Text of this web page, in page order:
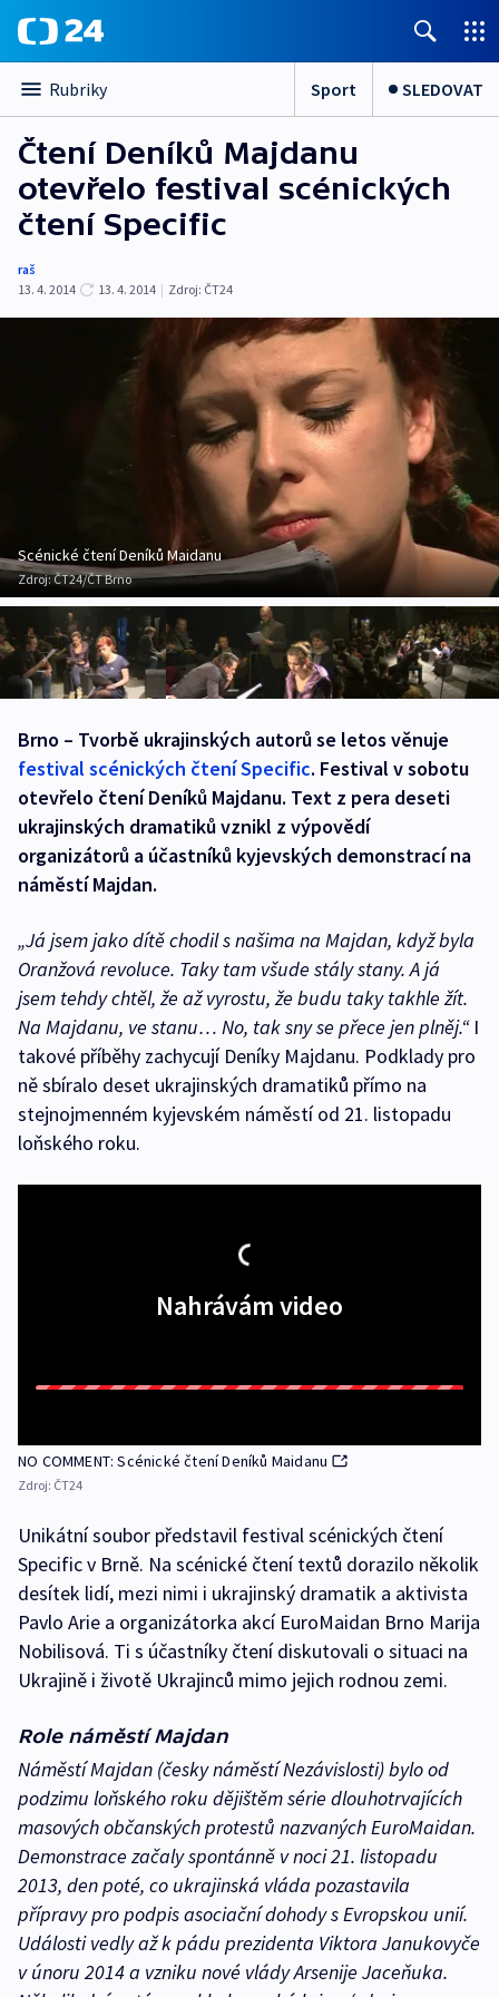
Rubriky Sport SLEDOVAT
Čtení Deníků Majdanu
otevřelo festival scénických
čtení Specific
raš
13. 4. 2014
13. 4. 2014 | Zdroj: ČT24
Scénické čtení Deníků Maidanu
Zdroj:ČT24/ČT Brno
Brno – Tvorbě ukrajinských autorů se letos věnuje
festival scénických čtení Specific. Festival v sobotu
otevřelo čtení Deníků Majdanu. Text z pera deseti
ukrajinských dramatiků vznikl z výpovědí
organizátorů a účastníků kyjevských demonstrací na
náměstí Majdan.
„Já jsem jako dítě chodil s našima na Majdan, když byla
Oranžová revoluce. Taky tam všude stály stany. A já
jsem tehdy chtěl, že až vyrostu, že budu taky takhle žít.
Na Majdanu, ve stanu… No, tak sny se přece jen plněj.“I
takové příběhy zachycují Deníky Majdanu. Podklady pro
ně sbíralo deset ukrajinských dramatiků přímo na
stejnojmenném kyjevském náměstí od 21. listopadu
loňského roku.
Nahrávám video
NO COMMENT: Scénické čtení Deníků Maidanu
Zdroj: ČT24
Unikátní soubor představil festival scénických čtení
Specific v Brně. Na scénické čtení textů dorazilo několik
desítek lidí, mezi nimi i ukrajinský dramatik a aktivista
Pavlo Arie a organizátorka akcí EuroMaidan Brno Marija
Nobilisová. Ti s účastníky čtení diskutovali o situaci na
Ukrajině i životě Ukrajinců mimo jejich rodnou zemi.
Role náměstí Majdan
Náměstí Majdan (česky náměstí Nezávislosti) bylo od
podzimu loňského roku dějištěm série dlouhotrvajících
masových občanských protestů nazvaných EuroMaidan.
Demonstrace začaly spontánně v noci 21. listopadu
2013, den poté, co ukrajinská vláda pozastavila
přípravy pro podpis asociační dohody s Evropskou unií.
Události vedly až k pádu prezidenta Viktora Janukovyče
v únoru 2014 a vzniku nové vlády Arsenije Jaceňuka.